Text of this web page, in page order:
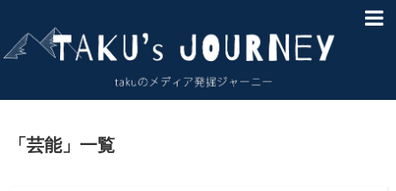
「 芸能」 一覧
HOME